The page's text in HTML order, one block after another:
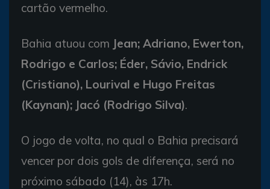
cartão vermelho.
Bahia atuou com Jean; Adriano, Ewerton,
Rodrigo e Carlos; Éder, Sávio, Endrick
(Cristiano), Lourival e Hugo Freitas
(Kaynan); Jacó (Rodrigo Silva).
O jogo de volta, no qual o Bahia precisará
vencer por dois gols de diferença, será no
próximo sábado (14), às 17h.